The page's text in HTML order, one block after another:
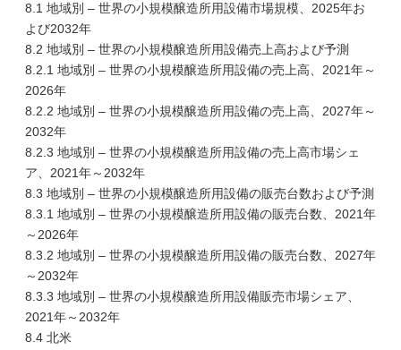
8.1 地域別 – 世界の小規模醸造所用設備市場規模、2025年お
よび2032年
8.2 地域別 – 世界の小規模醸造所用設備売上高および予測
8.2.1 地域別 – 世界の小規模醸造所用設備の売上高、2021年～
2026年
8.2.2 地域別 – 世界の小規模醸造所用設備の売上高、2027年～
2032年
8.2.3 地域別 – 世界の小規模醸造所用設備の売上高市場シェ
ア、2021年～2032年
8.3 地域別 – 世界の小規模醸造所用設備の販売台数および予測
8.3.1 地域別 – 世界の小規模醸造所用設備の販売台数、2021年
～2026年
8.3.2 地域別 – 世界の小規模醸造所用設備の販売台数、2027年
～2032年
8.3.3 地域別 – 世界の小規模醸造所用設備販売市場シェア、
2021年～2032年
8.4 北米